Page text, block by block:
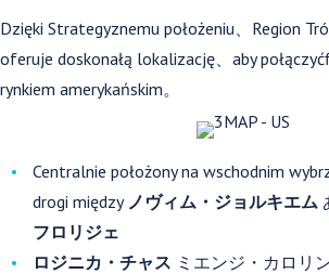
Dzięki Strategyznemu położeniu、Region
oferuje doskonałą lokalizację、aby
rynkiem amerykańskim。
Centralnie położony na wschodnim
drogi między ノヴィム・ジョルキエム
フロリジェ
ロジニカ・チャス ミエンジ・カロリ